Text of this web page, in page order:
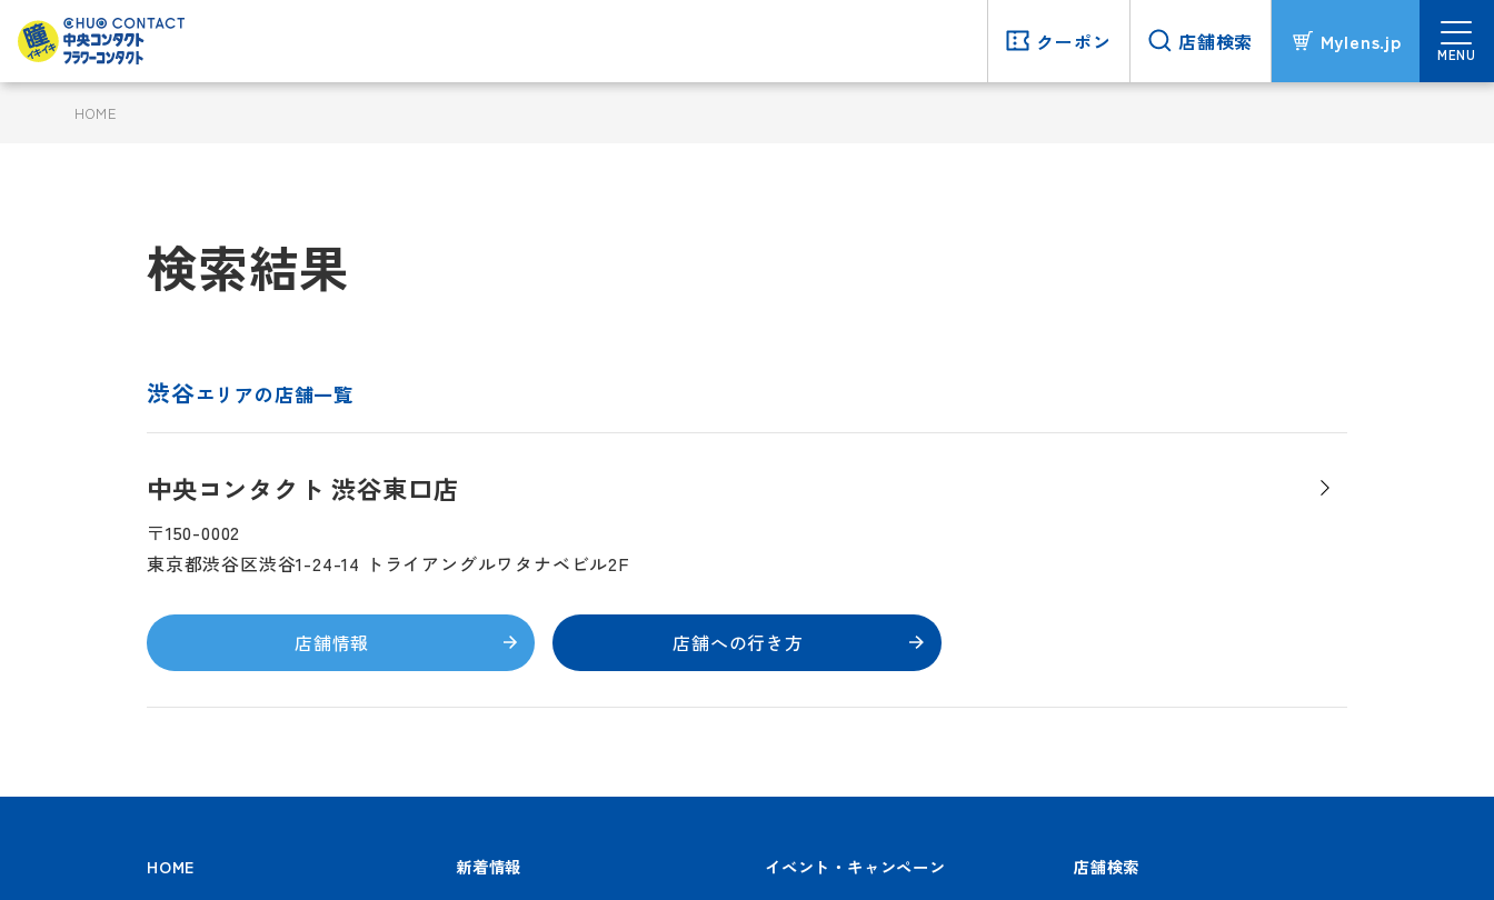
クーポン 店舗検索 Mylens.jp
MENU
HOME
検索結果
渋谷エリアの店舗一覧
中央コンタクト 渋谷東口店
〒150-0002
東京都渋谷区渋谷1-24-14 トライアングルワタナベビル2F
店舗情報 店舗への行き方
HOME 新着情報 イベント・キャンペーン 店舗検索
クーポン 店舗検索 Mylens.jp
MENU